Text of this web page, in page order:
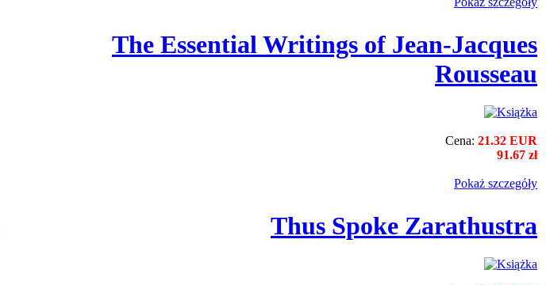
The Essential Writings of Jean-Jacques
Rousseau
Cena: 21.32 EUR
91.67 zł
Pokaż szczegόły
Thus Spoke Zarathustra